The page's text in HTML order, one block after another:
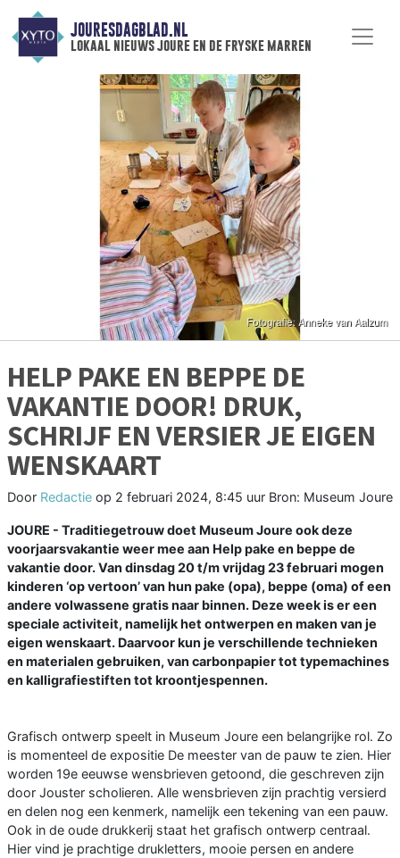
JOURESDAGBLAD.NL
lokaal nieuws joure en de fryske marren
HELP PAKE EN BEPPE DE
VAKANTIE DOOR! DRUK,
SCHRIJF EN VERSIER JE EIGEN
WENSKAART
Door Redactie op 2 februari 2024, 8:45 uur Bron: Museum Joure
JOURE - Traditiegetrouw doet Museum Joure ook deze
voorjaarsvakantie weer mee aan Help pake en beppe de
vakantie door. Van dinsdag 20 t/m vrijdag 23 februari mogen
kinderen ‘op vertoon’ van hun pake (opa), beppe (oma) of een
andere volwassene gratis naar binnen. Deze week is er een
speciale activiteit, namelijk het ontwerpen en maken van je
eigen wenskaart. Daarvoor kun je verschillende technieken
en materialen gebruiken, van carbonpapier tot typemachines
en kalligrafiestiften tot kroontjespennen.
Grafisch ontwerp speelt in Museum Joure een belangrijke rol. Zo
is momenteel de expositie De meester van de pauw te zien. Hier
worden 19e eeuwse wensbrieven getoond, die geschreven zijn
door Jouster scholieren. Alle wensbrieven zijn prachtig versierd
en delen nog een kenmerk, namelijk een tekening van een pauw.
Ook in de oude drukkerij staat het grafisch ontwerp centraal.
Hier vind je prachtige drukletters, mooie persen en andere